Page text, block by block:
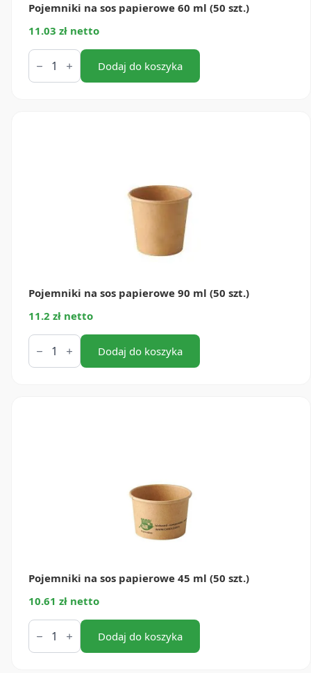
Pojemniki na sos papierowe 60 ml (50 szt.)
11.03 zł netto
ilość
Pojemniki
na
sos
Dodaj do koszyka
Pojemniki na sos papierowe 90 ml (50 szt.)
11.2 zł netto
ilość
Pojemniki
na
sos
Dodaj do koszyka
Pojemniki na sos papierowe 45 ml (50 szt.)
10.61 zł netto
ilość
Pojemniki
na
sos
Dodaj do koszyka